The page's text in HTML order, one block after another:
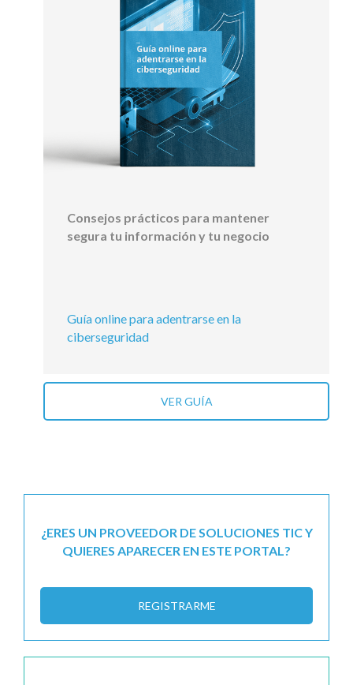
Consejos prácticos para mantener
segura tu información y tu negocio
Guía online para adentrarse en la
ciberseguridad
VER GUÍA
¿ERES UN PROVEEDOR DE SOLUCIONES TIC Y
QUIERES APARECER EN ESTE PORTAL?
REGISTRARME